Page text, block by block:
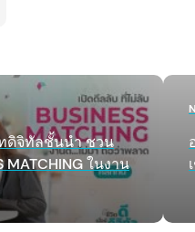
ดิจิทัลชั้นนำ ชวน
MATCHING ในงาน